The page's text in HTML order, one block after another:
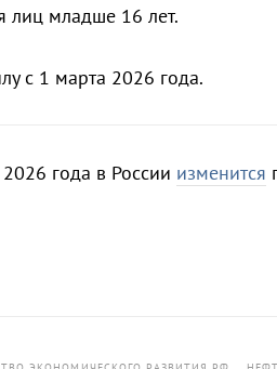
лиц младше 16 лет.
с 1 марта 2026 года.
года в России изменится